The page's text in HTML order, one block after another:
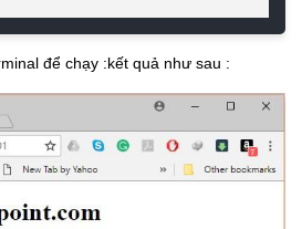
để chạy :kết quả như sau :